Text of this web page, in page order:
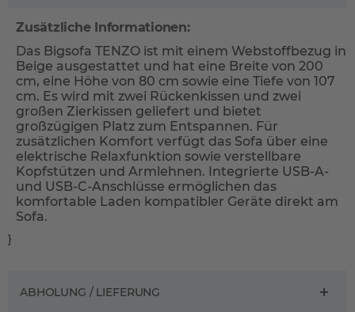
Zusätzliche Informationen:
Das Bigsofa TENZO ist mit einem Webstoffbezug in
Beige ausgestattet und hat eine Breite von 200
cm, eine Höhe von 80 cm sowie eine Tiefe von 107
cm. Es wird mit zwei Rückenkissen und zwei
großen Zierkissen geliefert und bietet
großzügigen Platz zum Entspannen. Für
zusätzlichen Komfort verfügt das Sofa über eine
elektrische Relaxfunktion sowie verstellbare
Kopfstützen und Armlehnen. Integrierte USB-A-
und USB-C-Anschlüsse ermöglichen das
komfortable Laden kompatibler Geräte direkt am
Sofa.
}
ABHOLUNG / LIEFERUNG